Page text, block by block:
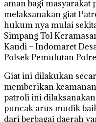
aman bagi masyarakat
melaksanakan giat
hukum nya mulai
Simpang Tol
Kandi – Indomaret
Polsek Pemulutan
Giat ini dilakukan
memberikan
patroli ini
puncak arus mudik
dari berbagai daerah